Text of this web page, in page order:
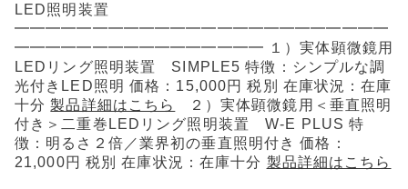
LED照明装置
━━━━━━━━━━━━━━━━━━━━━━━━
━━━━━━━━━━━━━━━━ １）実体顕微鏡用
LEDリング照明装置 SIMPLE5 特徴：シンプルな調
光付きLED照明 価格：15,000円 税別 在庫状況：在庫
十分製品詳細はこちら
２）実体顕微鏡用＜垂直照明
付き＞二重巻LEDリング照明装置 W-E PLUS 特
徴：明るさ２倍／業界初の垂直照明付き 価格：
21,000円 税別 在庫状況：在庫十分 製品詳細はこちら